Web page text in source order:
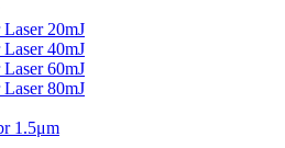
20mJ
40mJ
60mJ
80mJ
1.5μm